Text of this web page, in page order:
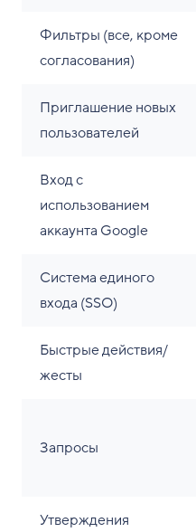
Фильтры (все, кроме
согласования)
Приглашение новых
пользователей
Вход с
использованием
аккаунта Google
Система единого
входа (SSO)
Быстрые действия/
жесты
Запросы
Утверждения